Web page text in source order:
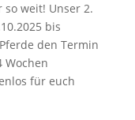
weit! Unser 2.
bis
den Termin
für euch